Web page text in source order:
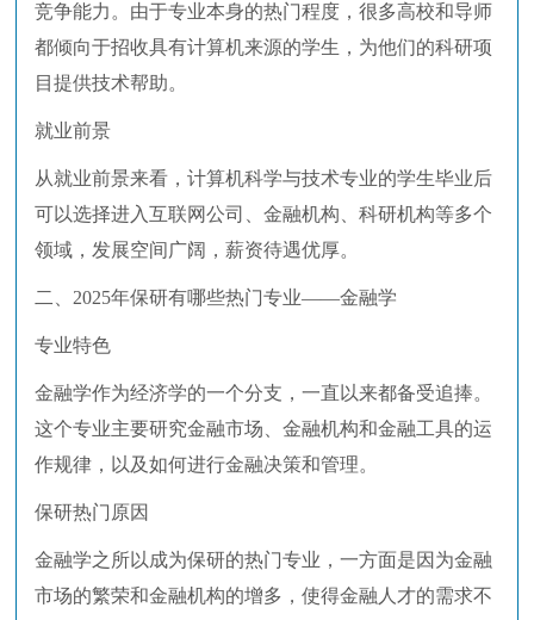
竞争能力。由于专业本身的热门程度，很多高校和导师
都倾向于招收具有计算机来源的学生，为他们的科研项
目提供技术帮助。
就业前景
从就业前景来看，计算机科学与技术专业的学生毕业后
可以选择进入互联网公司、金融机构、科研机构等多个
领域，发展空间广阔，薪资待遇优厚。
二、2025年保研有哪些热门专业——金融学
专业特色
金融学作为经济学的一个分支，一直以来都备受追捧。
这个专业主要研究金融市场、金融机构和金融工具的运
作规律，以及如何进行金融决策和管理。
保研热门原因
金融学之所以成为保研的热门专业，一方面是因为金融
市场的繁荣和金融机构的增多，使得金融人才的需求不